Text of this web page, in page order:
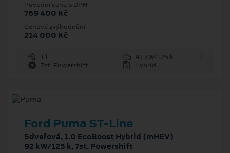
Původní cena s DPH
769 400 Kč
Cenové zvýhodnění
214 000 Kč
1 l
92 kW/125 k
7st. Powershift
Hybrid
Ford Puma ST-Line
5dveřová, 1.0 EcoBoost Hybrid (mHEV)
92 kW/125 k, 7st. Powershift